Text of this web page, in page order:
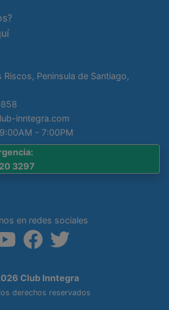
Riscos, Peninsula de Santiago,
inntegra.com
- 7:00PM
3297
en redes sociales
Club Inntegra
derechos reservados